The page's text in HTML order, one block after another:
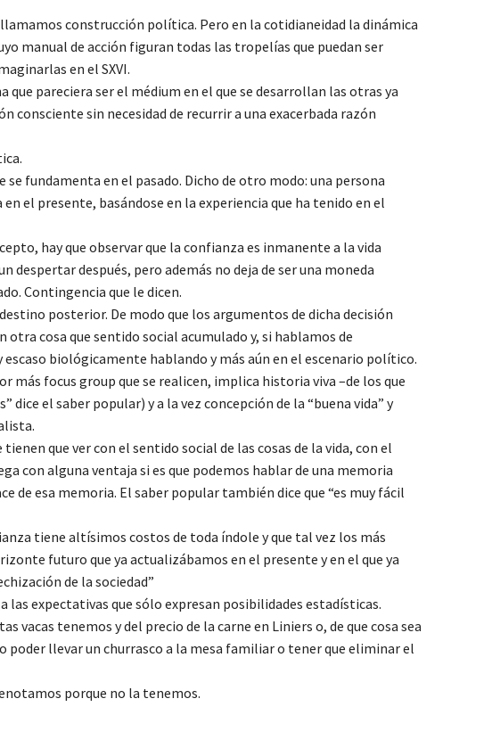
construcción política. Pero en la cotidianeidad la dinámica
manual de acción figuran todas las tropelías que puedan ser
en el SXVI.
pareciera ser el médium en el que se desarrollan las otras ya
sin necesidad de recurrir a una exacerbada razón
fundamenta en el pasado. Dicho de otro modo: una persona
el presente, basándose en la experiencia que ha tenido en el
hay que observar que la confianza es inmanente a la vida
después, pero además no deja de ser una moneda
Contingencia que le dicen.
posterior. De modo que los argumentos de dicha decisión
cosa que sentido social acumulado y, si hablamos de
biológicamente hablando y más aún en el escenario político.
focus group que se realicen, implica historia viva –de los que
el saber popular) y a la vez concepción de la “buena vida” y
que ver con el sentido social de las cosas de la vida, con el
con alguna ventaja si es que podemos hablar de una memoria
esa memoria. El saber popular también dice que “es muy fácil
tiene altísimos costos de toda índole y que tal vez los más
futuro que ya actualizábamos en el presente y en el que ya
de la sociedad”
expectativas que sólo expresan posibilidades estadísticas.
vacas tenemos y del precio de la carne en Liniers o, de que cosa sea
poder llevar un churrasco a la mesa familiar o tener que eliminar el
porque no la tenemos.